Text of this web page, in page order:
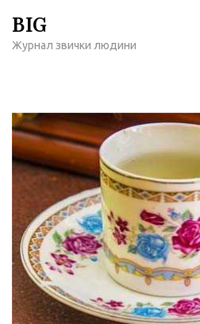
содержимому
BIG
Журнал звички людини